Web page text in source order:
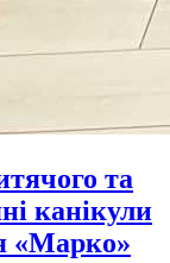
та
канікули
«Марко»